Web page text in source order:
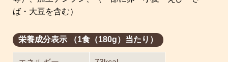
ば・大豆を含む）
栄養成分表示 （1食（180g）当たり）